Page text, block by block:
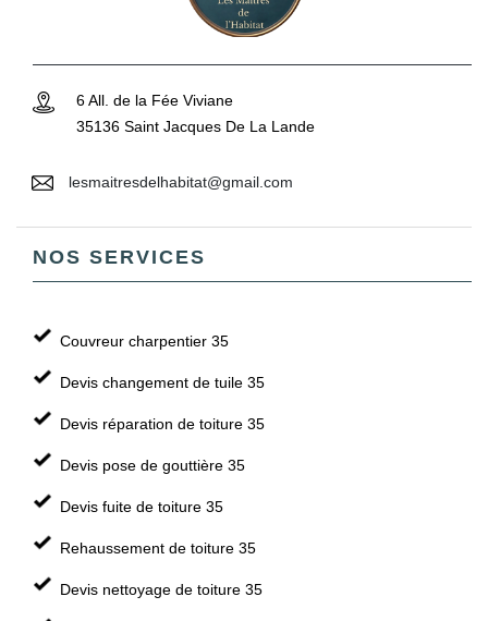
6 All. de la Fée Viviane
35136 Saint Jacques De La Lande
lesmaitresdelhabitat@gmail.com
NOS SERVICES
Couvreur charpentier 35
Devis changement de tuile 35
Devis réparation de toiture 35
Devis pose de gouttière 35
Devis fuite de toiture 35
Rehaussement de toiture 35
Devis nettoyage de toiture 35